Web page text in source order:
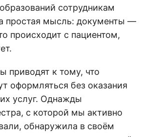
сотрудникам
простая мысль: документы —
происходит с пациентом,
приводят к тому, что
оформляться без оказания
услуг. Однажды
с которой мы активно
обнаружила в своём